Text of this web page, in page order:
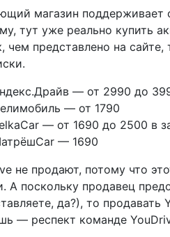
магазин поддерживает
тут уже реально купить
чем представлено на
— от 2990 до
— от 1790
— от 1690 до 2500 в
— 1690
не продают, потому что
А поскольку продавец
да?), то
— респект команде